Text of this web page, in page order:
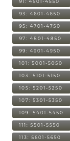
91: 4501-4550
93: 4601-4650
95: 4701-4750
97: 4801-4850
99: 4901-4950
101: 5001-5050
103: 5101-5150
105: 5201-5250
107: 5301-5350
109: 5401-5450
111: 5501-5550
113: 5601-5650